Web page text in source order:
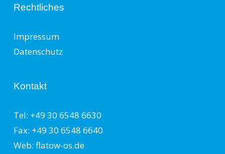
Rechtliches
Impressum
Datenschutz
Kontakt
Tel: +49 30 6548 6630
Fax: +49 30 6548 6640
Web: flatow-os.de